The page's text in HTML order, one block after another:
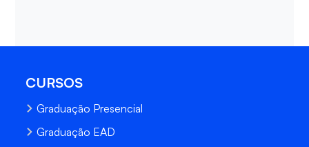
CURSOS
Graduação Presencial
Graduação EAD